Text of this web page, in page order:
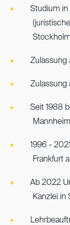
Studium in
Zulassung
Zulassung
Seit 1988
1996 -
Frankfurt
Ab 2022
Kanzlei in